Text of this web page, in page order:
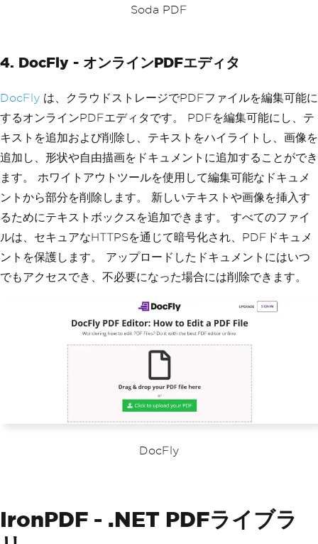
Soda PDF
4. DocFly - オンラインPDFエディタ
DocFly は、クラウドストレージでPDFファイルを編集可能に
するオンラインPDFエディタです。 PDFを編集可能にし、テ
キストを追加および削除し、テキストをハイライトし、画像を
追加し、形状や自由描画をドキュメントに追加することができ
ます。 ホワイトアウトツールを使用して編集可能なドキュメ
ントから部分を削除します。 新しいテキストや画像を挿入す
るためにテキストボックスを追加できます。 すべてのファイ
ルは、セキュアなHTTPSを通じて暗号化され、PDFドキュメ
ントを保護します。 アップロードしたドキュメントにはいつ
でもアクセスでき、不必要になった場合には削除できます。
DocFly
IronPDF - .NET PDFライブラ